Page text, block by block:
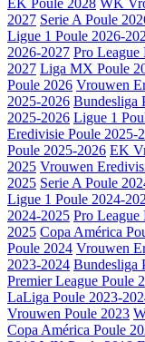
2027 Serie A Poule
Ligue 1 Poule 2026-
2026-2027 Pro League
2027 Liga MX Poule
Poule 2026 Vrouwen
2025-2026 Bundesliga
2025-2026 Ligue 1
Eredivisie Poule 2025-
Poule 2025-2026 EK
2025 Vrouwen
2025 Serie A Poule
Ligue 1 Poule 2024-
2024-2025 Pro League
2025 Copa América
Poule 2024 Vrouwen
2023-2024 Bundesliga
Premier League Poule
LaLiga Poule 2023-
Vrouwen Poule 2023
Copa América Poule